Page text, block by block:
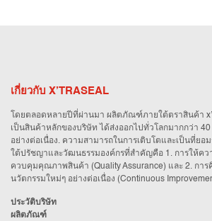
เกี่ยวกับ X’TRASEAL
โดยตลอดหลายปีที่ผ่านมา ผลิตภัณฑ์ภายใต้ตราสินค้า
เป็นสินค้าหลักของบริษัท ได้ส่งออกไปทั่วโลกมากกว่า 40
อย่างต่อเนื่อง. ความสามารถในการเติบโตและเป็นที่ยอ
ใต้ปรัชญาและวัฒนธรรมองค์กรที่สำคัญคือ 1. การให้ค
ควบคุมคุณภาพสินค้า (Quality Assurance) และ 2. กา
นวัตกรรมใหม่ๆ อย่างต่อเนื่อง (Continuous
ประวัติบริษัท
ผลิตภัณฑ์